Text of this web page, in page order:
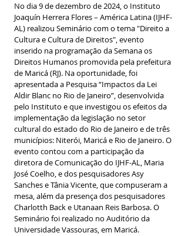
No dia 9 de dezembro de 2024, o Instituto
Joaquín Herrera Flores – América Latina (IJHF-
AL) realizou Seminário com o tema "Direito a
Cultura e Cultura de Direitos", evento
inserido na programação da Semana os
Direitos Humanos promovida pela prefeitura
de Maricá (RJ). Na oportunidade, foi
apresentada a Pesquisa “Impactos da Lei
Aldir Blanc no Rio de Janeiro”, desenvolvida
pelo Instituto e que investigou os efeitos da
implementação da legislação no setor
cultural do estado do Rio de Janeiro e de três
municípios: Niterói, Maricá e Rio de Janeiro. O
evento contou com a participação da
diretora de Comunicação do IJHF-AL, Maria
José Coelho, e dos pesquisadores Asy
Sanches e Tânia Vicente, que compuseram a
mesa, além da presença dos pesquisadores
Charlotth Back e Utanaan Reis Barbosa. O
Seminário foi realizado no Auditório da
Universidade Vassouras, em Maricá.